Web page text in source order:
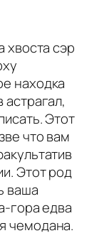
хвоста сэр
находка
Этот
что вам
Этот род
ваша
гора едва
чемодана.